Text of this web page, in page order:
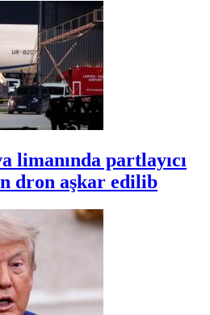
limanında partlayıcı
dron aşkar edilib